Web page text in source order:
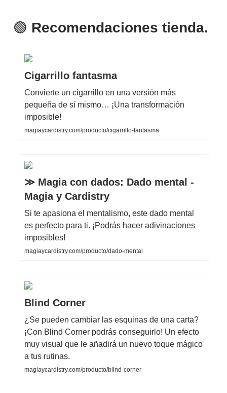
🟢 Recomendaciones tienda.
Cigarrillo fantasma
Convierte un cigarrillo en una versión más
pequeña de sí mismo… ¡Una transformación
imposible!
magiaycardistry.com/producto/cigarrillo-fantasma
≫ Magia con dados: Dado mental -
Magia y Cardistry
Si te apasiona el mentalismo, este dado mental
es perfecto para ti. ¡Podrás hacer adivinaciones
imposibles!
magiaycardistry.com/producto/dado-mental
Blind Corner
¿Se pueden cambiar las esquinas de una carta?
¡Con Blind Corner podrás conseguirlo! Un efecto
muy visual que le añadirá un nuevo toque mágico
a tus rutinas.
magiaycardistry.com/producto/blind-corner